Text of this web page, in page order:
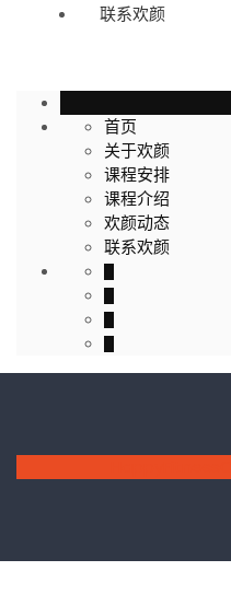
联系欢颜
首页
关于欢颜
课程安排
课程介绍
欢颜动态
联系欢颜